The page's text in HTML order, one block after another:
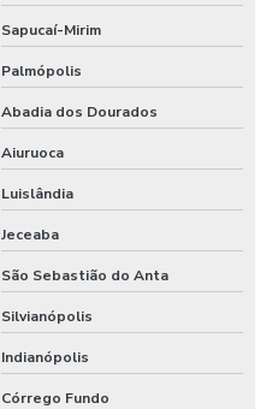
Sapucaí-Mirim
Palmópolis
Abadia dos Dourados
Aiuruoca
Luislândia
Jeceaba
São Sebastião do Anta
Silvianópolis
Indianópolis
Córrego Fundo